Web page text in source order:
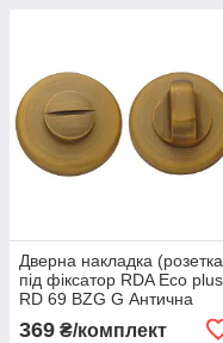
Дверна накладка
під фіксатор RDA Eco plus
RD 69 BZG G Антична
369 ₴/комплект